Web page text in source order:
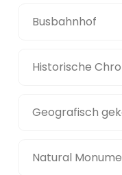
Busbahnhof
Historische
Geografisch
Natural